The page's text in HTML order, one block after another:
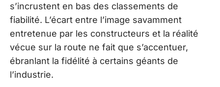
s’incrustent en bas des classements de
fiabilité. L’écart entre l’image savamment
entretenue par les constructeurs et la réalité
vécue sur la route ne fait que s’accentuer,
ébranlant la fidélité à certains géants de
l’industrie.